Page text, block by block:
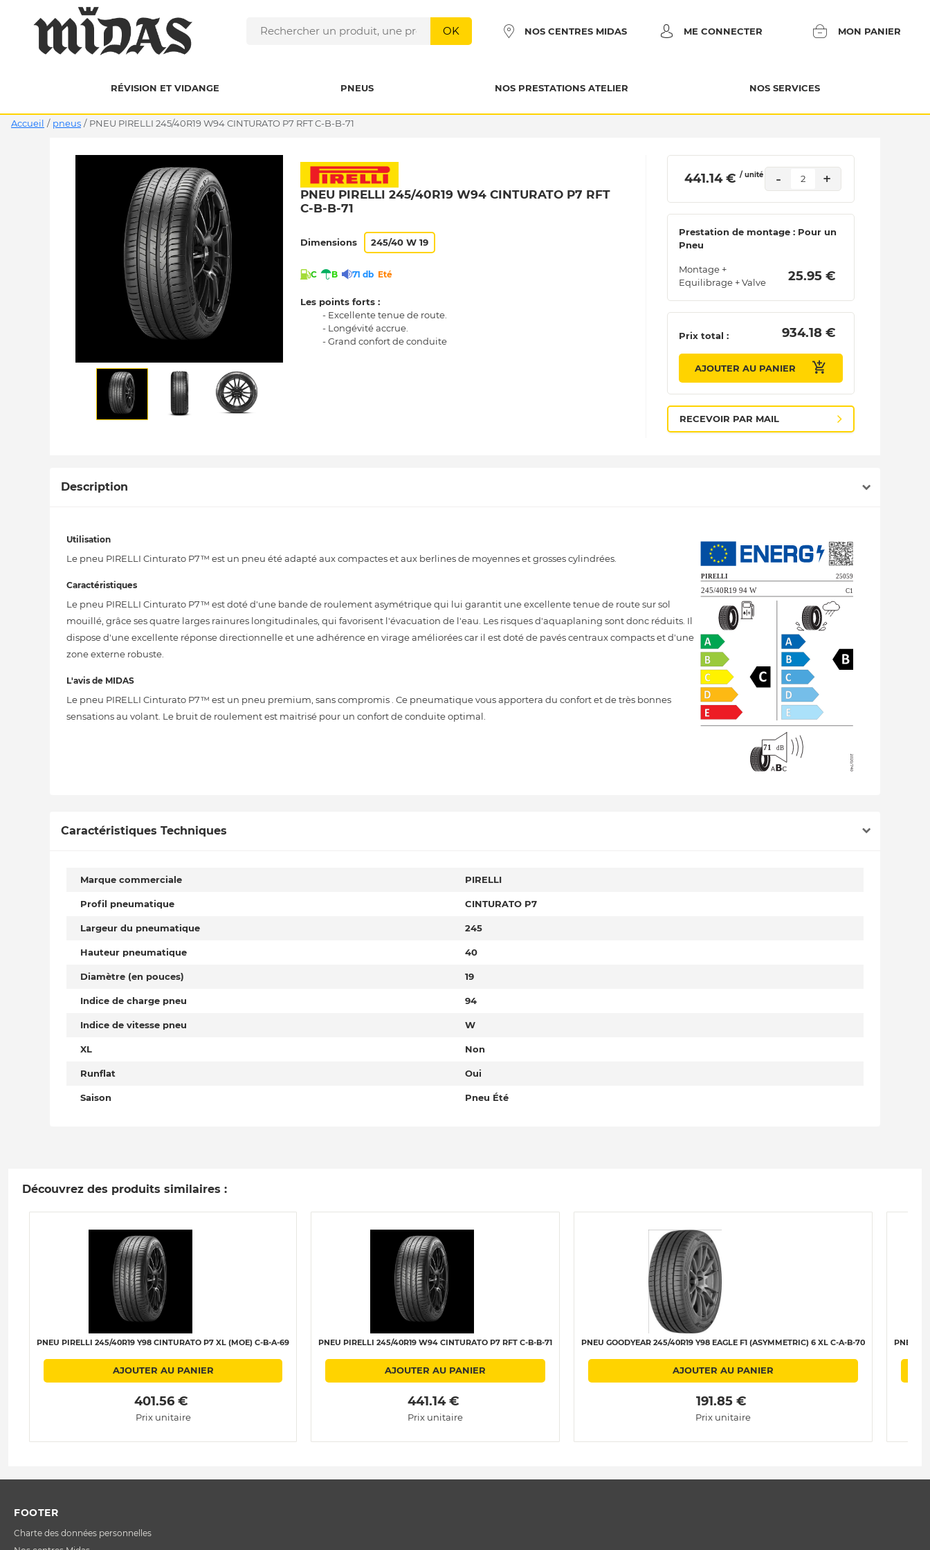
OK NOS CENTRES MIDAS ME CONNECTER MON PANIER
RÉVISION ET VIDANGE PNEUS NOS PRESTATIONS ATELIER NOS SERVICES
Accueil / pneus / PNEU PIRELLI 245/40R19 W94 CINTURATO P7 RFT C-B-B-71
PNEU PIRELLI 245/40R19 W94 CINTURATO P7 RFT
C-B-B-71
Dimensions 245/40 W 19
C B 71 db Eté
Les points forts :
- Excellente tenue de route.
- Longévité accrue.
- Grand confort de conduite
441.14 € / unité - 2 +
Prestation de montage : Pour un
Pneu
Montage +
Equilibrage + Valve
25.95 €
Prix total : 934.18 €
AJOUTER AU PANIER
RECEVOIR PAR MAIL
Description
Utilisation
Le pneu PIRELLI Cinturato P7™ est un pneu été adapté aux compactes et aux berlines de moyennes et grosses cylindrées.
Caractéristiques
Le pneu PIRELLI Cinturato P7™ est doté d'une bande de roulement asymétrique qui lui garantit une excellente tenue de route sur sol
mouillé, grâce ses quatre larges rainures longitudinales, qui favorisent l'évacuation de l'eau. Les risques d'aquaplaning sont donc réduits. Il
dispose d'une excellente réponse directionnelle et une adhérence en virage améliorées car il est doté de pavés centraux compacts et d'une
zone externe robuste.
L'avis de MIDAS
Le pneu PIRELLI Cinturato P7™ est un pneu premium, sans compromis . Ce pneumatique vous apportera du confort et de très bonnes
sensations au volant. Le bruit de roulement est maitrisé pour un confort de conduite optimal.
Caractéristiques Techniques
Marque commerciale PIRELLI
Profil pneumatique CINTURATO P7
Largeur du pneumatique 245
Hauteur pneumatique 40
Diamètre (en pouces) 19
Indice de charge pneu 94
Indice de vitesse pneu W
XL Non
Runflat Oui
Saison Pneu Été
Découvrez des produits similaires :
PNEU PIRELLI 245/40R19 Y98 CINTURATO P7 XL (MOE) C-B-A-69
AJOUTER AU PANIER
401.56 €
Prix unitaire
PNEU PIRELLI 245/40R19 W94 CINTURATO P7 RFT C-B-B-71
AJOUTER AU PANIER
441.14 €
Prix unitaire
PNEU GOODYEAR 245/40R19 Y98 EAGLE F1 (ASYMMETRIC) 6 XL C-A-B-70
AJOUTER AU PANIER
191.85 €
Prix unitaire
PNEU
FOOTER
Charte des données personnelles